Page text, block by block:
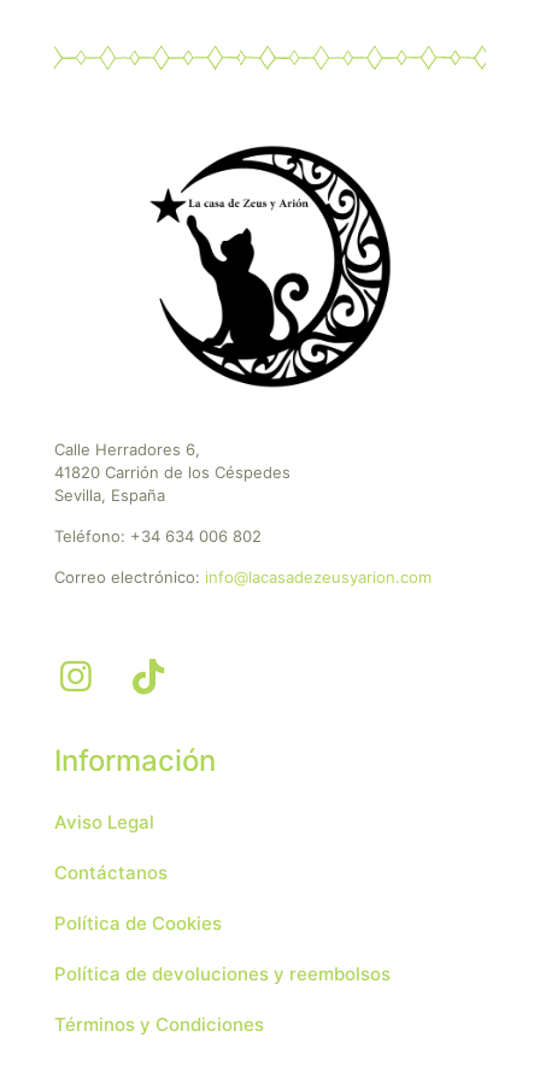
Calle Herradores 6,
41820 Carrión de los Céspedes
Sevilla, España
Teléfono: +34 634 006 802
Correo electrónico: info@lacasadezeusyarion.com
Información
Aviso Legal
Contáctanos
Política de Cookies
Política de devoluciones y reembolsos
Términos y Condiciones